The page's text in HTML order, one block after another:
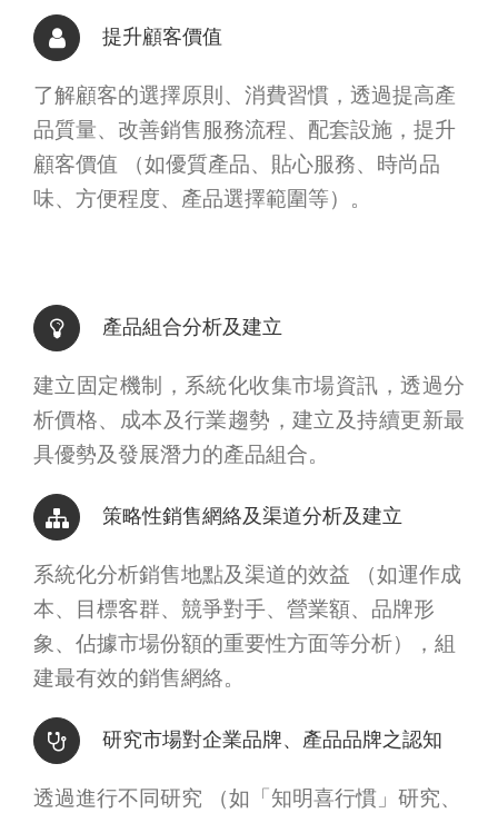
提升顧客價值
了解顧客的選擇原則、消費習慣，透過提高產
品質量、改善銷售服務流程、配套設施，提升
顧客價值 （如優質產品、貼心服務、時尚品
味、方便程度、產品選擇範圍等）。
產品組合分析及建立
建立固定機制，系統化收集市場資訊，透過分
析價格、成本及行業趨勢，建立及持續更新最
具優勢及發展潛力的產品組合。
策略性銷售網絡及渠道分析及建立
系統化分析銷售地點及渠道的效益 （如運作成
本、目標客群、競爭對手、營業額、品牌形
象、佔據市場份額的重要性方面等分析），組
建最有效的銷售網絡。
研究市場對企業品牌、產品品牌之認知
透過進行不同研究 （如「知明喜行慣」研究、